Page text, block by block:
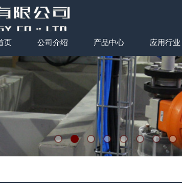
页 公司介绍 产品中心 应用行业